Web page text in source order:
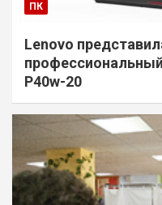
ПК
Lenovo
P40w-20